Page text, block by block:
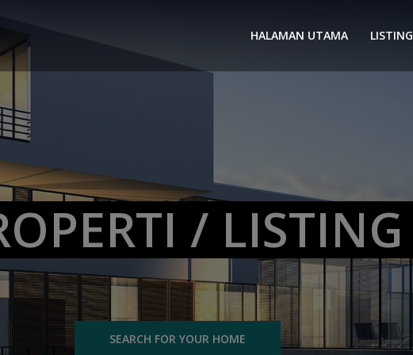
HALAMAN UTAMA LISTING
/ LISTING
SEARCH FOR YOUR HOME